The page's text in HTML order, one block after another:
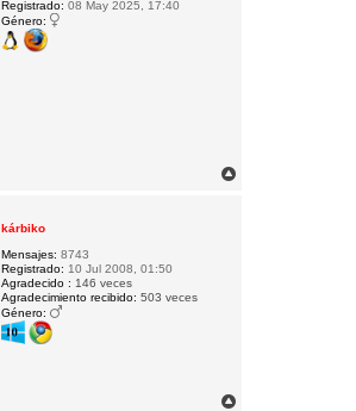
Registrado: 08 May 2025, 17:40
Género:
kárbiko
Mensajes: 8743
Registrado: 10 Jul 2008, 01:50
Agradecido : 146 veces
Agradecimiento recibido: 503 veces
Género: